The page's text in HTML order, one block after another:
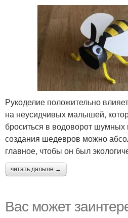
Рукоделие положительно
на неусидчивых малышей,
броситься в водоворот шумных
создания шедевров можно
главное, чтобы он был
читать дальше →
Вас может